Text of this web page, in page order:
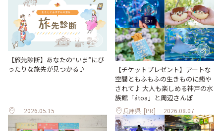
【旅先診断】あなたの“いま”にぴ
ったりな旅先が見つかる♪
2026.05.15
【チケットプレゼント】アートな
空間ともふもふの生きものに癒や
されて♪ 大人も楽しめる神戸の水
族館「átoa」と周辺さんぽ
兵庫県 [PR] 2026.08.07